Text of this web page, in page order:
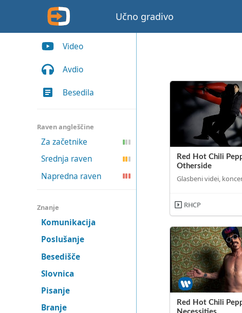
Učno gradivo
Video
Avdio
Besedila
Raven angleščine
Za začetnike
Srednja raven
Napredna raven
Znanje
Komunikacija
Poslušanje
Besedišče
Slovnica
Pisanje
Branje
Red Hot Chili
Otherside
Glasbeni videi,
RHCP
Red Hot Chili